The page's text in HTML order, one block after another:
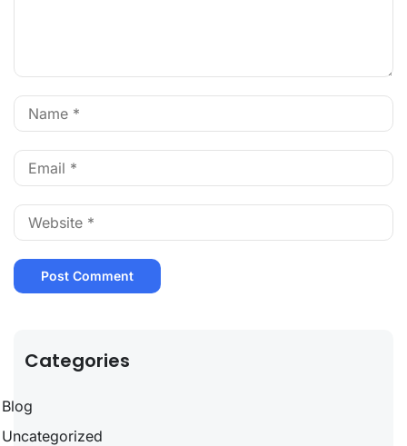
Categories
Blog
Uncategorized